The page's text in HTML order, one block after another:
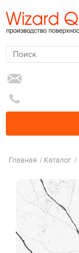
Главная / Каталог /